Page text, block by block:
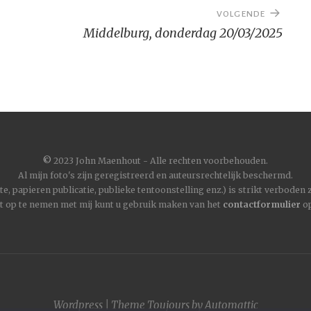
VOLGENDE
Middelburg, donderdag 20/03/2025
© 2023 John Maenhout - Alle rechten voorbehouden.
Al mijn foto's zijn geregistreerd en auteursrechtelijk beschermd.
papieren publicatie, publieke tentoonstelling enz.) is strikt
op te nemen met mij kunt u gebruik maken van het contactformulier
Wordpress| Theme ToujoursbyAutomattic